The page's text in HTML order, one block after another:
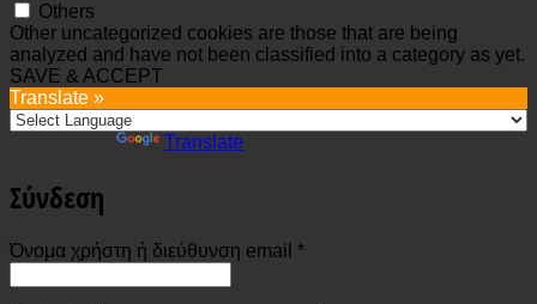
Others
Other uncategorized cookies are those that are being
analyzed and have not been classified into a category as yet.
SAVE & ACCEPT
Translate »
Translate
Σύνδεση
Όνομα χρήστη ή διεύθυνση email *Απαιτείται